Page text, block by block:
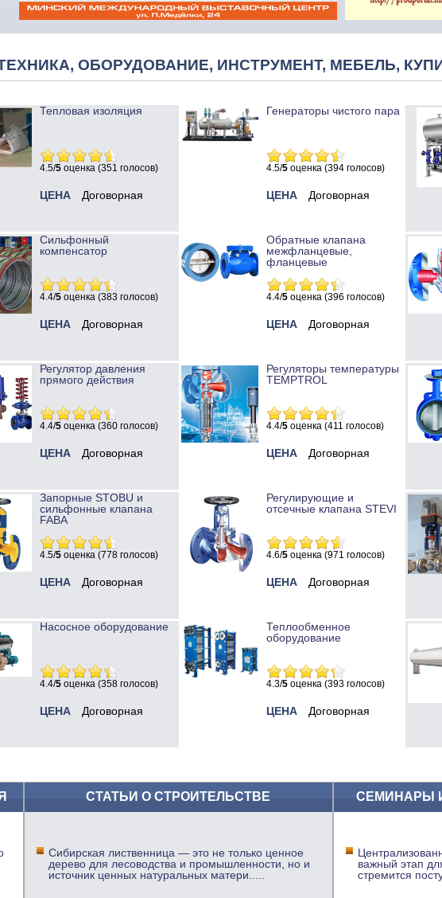
ОБОРУДОВАНИЕ, ИНСТРУМЕНТ, МЕБЕЛЬ,
Тепловая изоляция
4.5/5 оценка (351 голосов)
ЦЕНА Договорная
Генераторы чистого пара
4.5/5 оценка (394 голосов)
ЦЕНА Договорная
Сильфонный
компенсатор
4.4/5 оценка (383 голосов)
ЦЕНА Договорная
Обратные клапана
межфланцевые,
фланцевые
4.4/5 оценка (396 голосов)
ЦЕНА Договорная
Регулятор давления
прямого действия
4.4/5 оценка (360 голосов)
ЦЕНА Договорная
Регуляторы температуры
TEMPTROL
4.4/5 оценка (411 голосов)
ЦЕНА Договорная
Запорные STOBU и
сильфонные клапана
FABA
4.5/5 оценка (778 голосов)
ЦЕНА Договорная
Регулирующие и
отсечные клапана STEVI
4.6/5 оценка (971 голосов)
ЦЕНА Договорная
Насосное оборудование
4.4/5 оценка (358 голосов)
ЦЕНА Договорная
Теплообменное
оборудование
4.3/5 оценка (393 голосов)
ЦЕНА Договорная
СТАТЬИ О СТРОИТЕЛЬСТВЕ
Сибирская лиственница — это не только ценное
дерево для лесоводства и промышленности, но и
источник ценных натуральных матери
СЕМИНАРЫ
важный этап
стремится